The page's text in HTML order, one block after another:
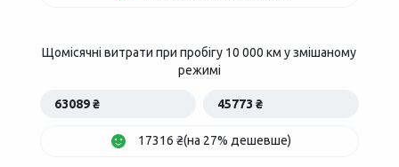
Щомісячні витрати при пробігу 10 000 км у змішаному
режимі
63089 ₴ 45773 ₴
17316 ₴(на 27% дешевше)